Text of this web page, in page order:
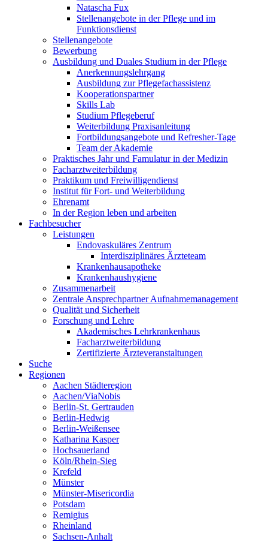
Natascha Fux
Stellenangebote in der Pflege und im
Funktionsdienst
Stellenangebote
Bewerbung
Ausbildung und Duales Studium in der Pflege
Anerkennungslehrgang
Ausbildung zur Pflegefachassistenz
Kooperationspartner
Skills Lab
Studium Pflegeberuf
Weiterbildung Praxisanleitung
Fortbildungsangebote und Refresher-Tage
Team der Akademie
Praktisches Jahr und Famulatur in der Medizin
Facharztweiterbildung
Praktikum und Freiwilligendienst
Institut für Fort- und Weiterbildung
Ehrenamt
In der Region leben und arbeiten
Fachbesucher
Leistungen
Endovaskuläres Zentrum
Interdisziplinäres Ärzteteam
Krankenhausapotheke
Krankenhaushygiene
Zusammenarbeit
Zentrale Ansprechpartner Aufnahmemanagement
Qualität und Sicherheit
Forschung und Lehre
Akademisches Lehrkrankenhaus
Facharztweiterbildung
Zertifizierte Ärzteveranstaltungen
Suche
Regionen
Aachen Städteregion
Aachen/ViaNobis
Berlin-St. Gertrauden
Berlin-Hedwig
Berlin-Weißensee
Katharina Kasper
Hochsauerland
Köln/Rhein-Sieg
Krefeld
Münster
Münster-Misericordia
Potsdam
Remigius
Rheinland
Sachsen-Anhalt